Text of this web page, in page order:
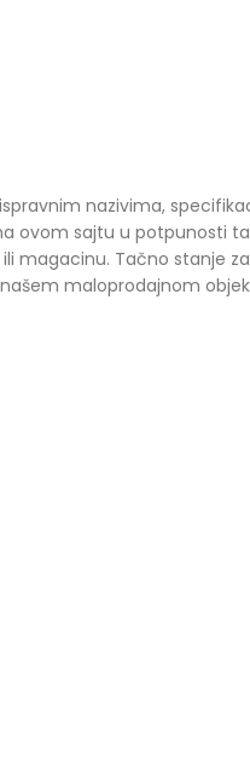
nazivima,
ovom sajtu u potpunosti
magacinu. Tačno stanje
maloprodajnom